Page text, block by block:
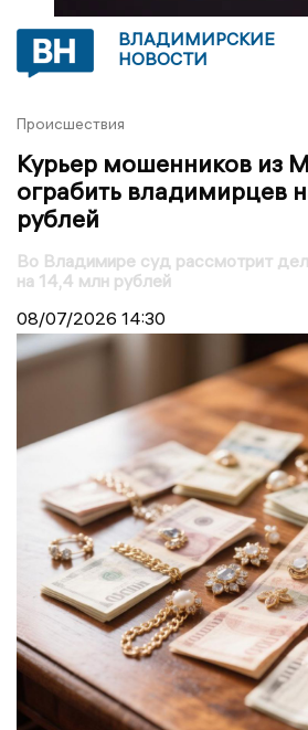
ВЛАДИМИРСКИЕ
НОВОСТИ
Происшествия
Курьер мошенников из
ограбить владимирцев
рублей
Во Владимире суд рассмотрит
на 14,4 млн рублей
08/07/2026 14:30